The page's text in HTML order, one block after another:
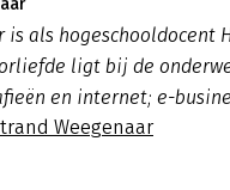
als hogeschooldocent
ligt bij de
en internet; e-
Weegenaar